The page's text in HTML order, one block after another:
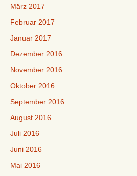
März 2017
Februar 2017
Januar 2017
Dezember 2016
November 2016
Oktober 2016
September 2016
August 2016
Juli 2016
Juni 2016
Mai 2016